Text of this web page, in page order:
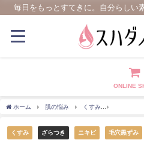
毎日をもっとすてきに。自分らしい
ONLINE
ホーム 肌の悩み くすみ
くすみ ざらつき ニキビ 毛穴黒ずみ